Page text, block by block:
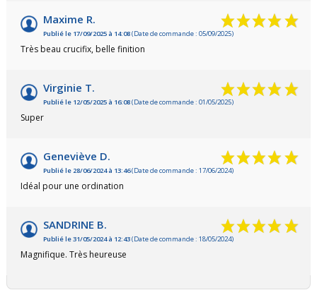
Maxime R.
Publié le 17/09/2025 à 14:08(Date de commande : 05/09/2025)
Très beau crucifix, belle finition
Virginie T.
Publié le 12/05/2025 à 16:08(Date de commande : 01/05/2025)
Super
Geneviève D.
Publié le 28/06/2024 à 13:46(Date de commande : 17/06/2024)
Idéal pour une ordination
SANDRINE B.
Publié le 31/05/2024 à 12:43(Date de commande : 18/05/2024)
Magnifique. Très heureuse